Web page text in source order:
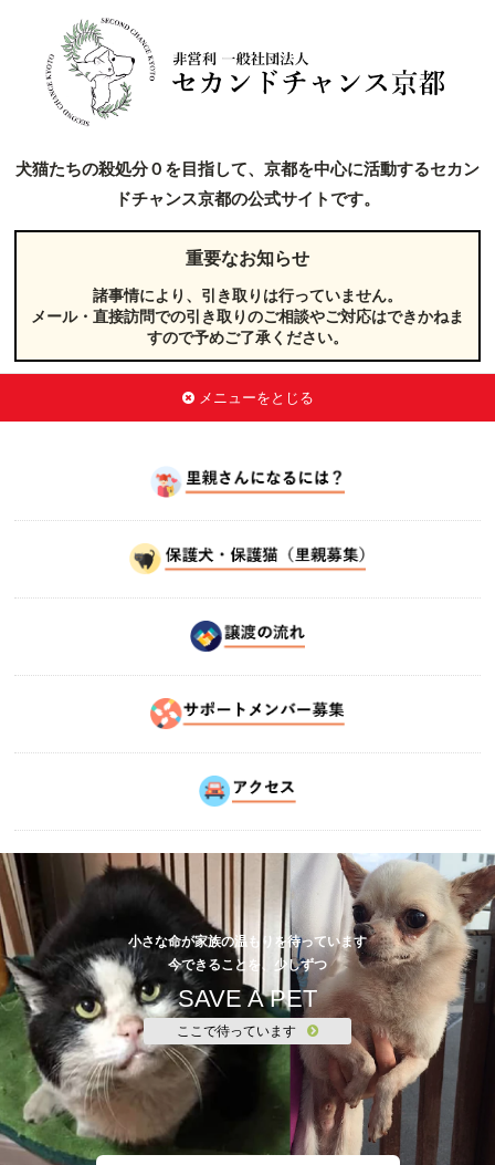
犬猫たちの殺処分０を目指して、京都を中心に活動するセカン
ドチャンス京都の公式サイトです。
重要なお知らせ
諸事情により、引き取りは行っていません。
メール・直接訪問での引き取りのご相談やご対応はできかねま
すので予めご了承ください。
メニューをとじる
小さな命が家族の温もりを待っています
今できることを、少しずつ
SAVE A PET
ここで待っています